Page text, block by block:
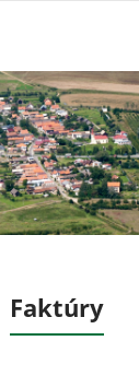
Faktúry